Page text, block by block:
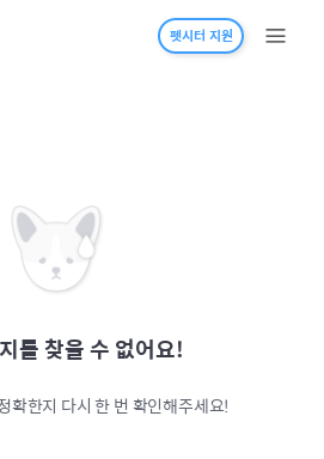
펫시터 지원
를 찾을 수 없어요!
확한지 다시 한 번 확인해주세요!